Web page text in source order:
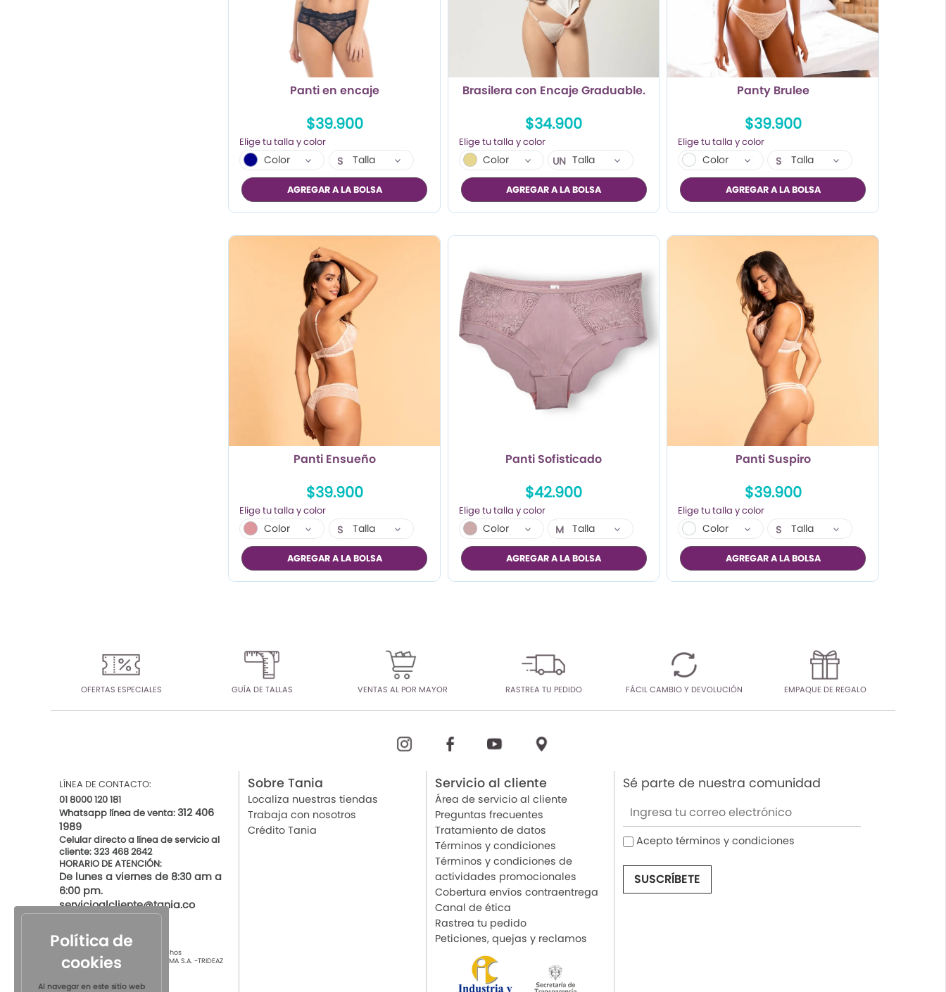
Panti en encaje
$39.900
Color
S
M
Talla
AGREGAR A LA BOLSA
Brasilera con Encaje Graduable.
$34.900
Color UN Talla
AGREGAR A LA BOLSA
Panty Brulee
$39.900
Color
S
M
L
Talla
AGREGAR A LA BOLSA
Panti Ensueño
$39.900
Color
S
M
L
Talla
AGREGAR A LA BOLSA
Panti Sofisticado
$42.900
Color
M
L
XL
Talla
AGREGAR A LA BOLSA
Panti Suspiro
$39.900
Color
S
M
L
Talla
AGREGAR A LA BOLSA
OFERTAS ESPECIALES GUÍA DE TALLAS VENTAS AL POR MAYOR RASTREA TU PEDIDO FÁCIL CAMBIO Y DEVOLUCIÓN EMPAQUE DE REGALO
LÍNEA DE CONTACTO:
01 8000 120 181
Whatsapp línea de venta:312 406
1989
Celular directo a línea de servicio al
cliente: 323 468 2642
HORARIO DE ATENCIÓN:
De lunes a viernes de 8:30 am a
6:00 pm.
servicioalcliente@tania.co
© 2021 por Tania Todos los derechos
ReservadosTIENDAS DE ROPA INTIMA S.A. -TRIDEAZ
S.A. Nit 890.901.218-4
Sobre Tania
Localiza nuestras tiendas
Trabaja con nosotros
Crédito Tania
Servicio al cliente
Área de servicio al cliente
Preguntas frecuentes
Tratamiento de datos
Términos y condiciones
Términos y condiciones de
actividades promocionales
Cobertura envíos contraentrega
Canal de ética
Rastrea tu pedido
Peticiones, quejas y reclamos
Sé parte de nuestra comunidad
Acepto términos y condiciones
Política de
cookies
Al navegar en este sitio web